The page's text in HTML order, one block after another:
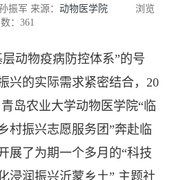
振军 来源： 动物医学院
浏览
数： 361
动物疫病防控体系”的号
兴的实际需求紧密结合，20
岛农业大学动物医学院“临
村振兴志愿服务团”奔赴临
展了为期一个多月的“科技
浸润振兴沂蒙乡土” 主题社